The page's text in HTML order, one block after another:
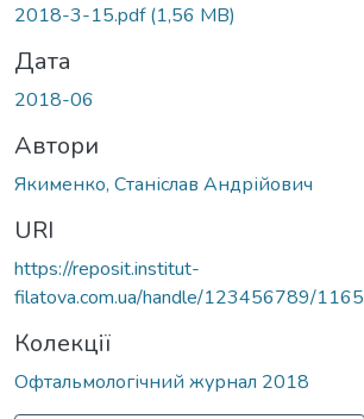
2018-3-15.pdf(1,56 MB)
Дата
2018-06
Автори
Якименко, Станіслав Андрійович
URI
https://reposit.institut-
filatova.com.ua/handle/123456789/1165
Колекції
Офтальмологічний журнал 2018